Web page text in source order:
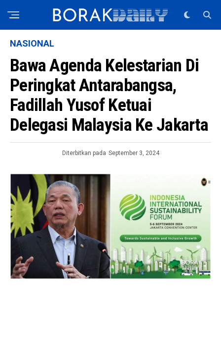
NASIONAL
Bawa Agenda Kelestarian Di
Peringkat Antarabangsa,
Fadillah Yusof Ketuai
Delegasi Malaysia Ke Jakarta
Diterbitkan pada September 3, 2024